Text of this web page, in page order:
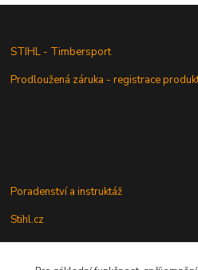
STIHL - Timbersport
Prodloužená záruka - registrace
Poradenství a instruktáž
Stihl.cz